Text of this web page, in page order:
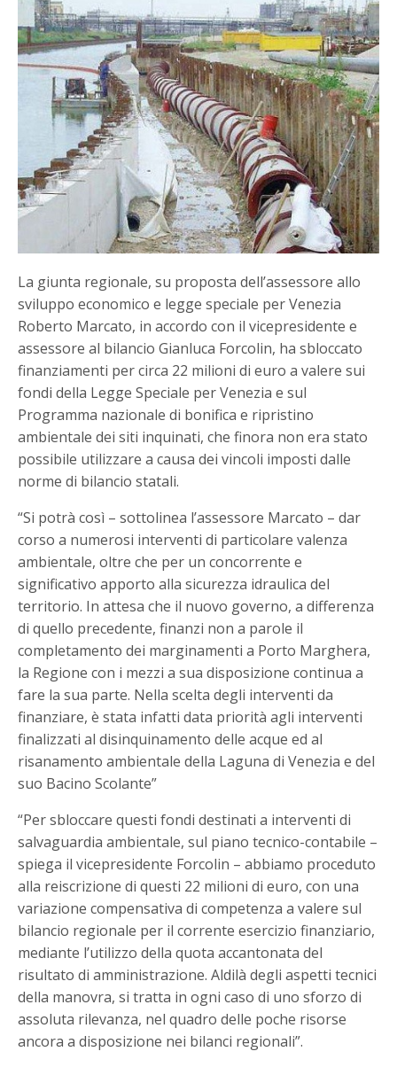
La giunta regionale, su proposta dell’assessore allo
sviluppo economico e legge speciale per Venezia
Roberto Marcato, in accordo con il vicepresidente e
assessore al bilancio Gianluca Forcolin, ha sbloccato
finanziamenti per circa 22 milioni di euro a valere sui
fondi della Legge Speciale per Venezia e sul
Programma nazionale di bonifica e ripristino
ambientale dei siti inquinati, che finora non era stato
possibile utilizzare a causa dei vincoli imposti dalle
norme di bilancio statali.
“Si potrà così – sottolinea l’assessore Marcato – dar
corso a numerosi interventi di particolare valenza
ambientale, oltre che per un concorrente e
significativo apporto alla sicurezza idraulica del
territorio. In attesa che il nuovo governo, a differenza
di quello precedente, finanzi non a parole il
completamento dei marginamenti a Porto Marghera,
la Regione con i mezzi a sua disposizione continua a
fare la sua parte. Nella scelta degli interventi da
finanziare, è stata infatti data priorità agli interventi
finalizzati al disinquinamento delle acque ed al
risanamento ambientale della Laguna di Venezia e del
suo Bacino Scolante”
“Per sbloccare questi fondi destinati a interventi di
salvaguardia ambientale, sul piano tecnico-contabile –
spiega il vicepresidente Forcolin – abbiamo proceduto
alla reiscrizione di questi 22 milioni di euro, con una
variazione compensativa di competenza a valere sul
bilancio regionale per il corrente esercizio finanziario,
mediante l’utilizzo della quota accantonata del
risultato di amministrazione. Aldilà degli aspetti tecnici
della manovra, si tratta in ogni caso di uno sforzo di
assoluta rilevanza, nel quadro delle poche risorse
ancora a disposizione nei bilanci regionali”.